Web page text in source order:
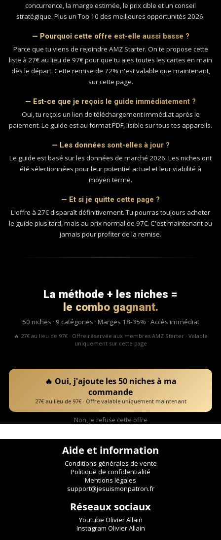
concurrence, la marge estimée, le prix cible et un conseil
stratégique. Plus un Top 10 des meilleures opportunités 2026.
— Pourquoi cette offre est-elle aussi basse ?
Parce que tu viens de rejoindre AMZ Starter. On te propose cette
liste à 27€ au lieu de 97€ pour que tu aies toutes les cartes en main
dès le départ. Cette remise de 72% n'est valable que maintenant,
sur cette page.
— Est-ce que je reçois le guide immédiatement ?
Oui, tu reçois un lien de téléchargement immédiat après le
paiement. Le guide est au format PDF, lisible sur tous tes appareils.
— Les données sont-elles à jour ?
Le guide est basé sur les données de marché 2026. Les niches ont
été sélectionnées pour leur potentiel actuel et leur viabilité à
moyen terme.
— Et si je quitte cette page ?
L'offre à 27€ disparaît définitivement. Tu pourras toujours acheter
le guide plus tard, mais au prix normal de 97€. C'est maintenant ou
jamais pour profiter de la remise.
La méthode + les niches =
le combo gagnant.
50 niches · 9 catégories · Marges 18-35% · Accès immédiat
🔥 27€ au lieu de 97€ · Offre réservée aux membres AMZ Starter · Valable
uniquement sur cette page
🔥 Oui, j'ajoute les 50 niches à ma
commande
27€ au lieu de 97€ · Offre valable uniquement maintenant
Non, je refuse cette offre
Aide et information
Conditions générales de vente
Politique de confidentialité
Mentions légales
support@jesuismonpatron.fr
Réseaux sociaux
Youtube Olivier Allain
Instagram Olivier Allain